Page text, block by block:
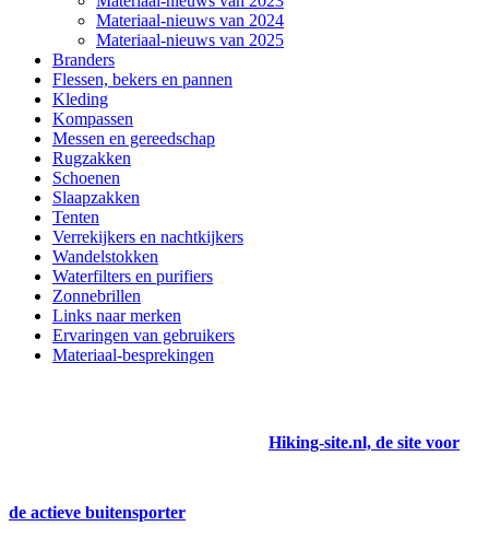
Materiaal-nieuws van 2024
Materiaal-nieuws van 2025
Branders
Flessen, bekers en pannen
Kleding
Kompassen
Messen en gereedschap
Rugzakken
Schoenen
Slaapzakken
Tenten
Verrekijkers en nachtkijkers
Wandelstokken
Waterfilters en purifiers
Zonnebrillen
Links naar merken
Ervaringen van gebruikers
Materiaal-besprekingen
Hiking-site.nl, de site voor
de actieve buitensporter